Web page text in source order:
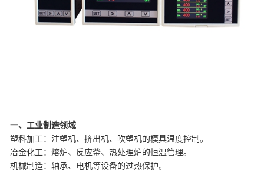
一、工业制造领域
‌塑料加工‌：注塑机、挤出机、吹塑机的模具温度控制。
‌冶金化工‌：熔炉、反应釜、热处理炉的恒温管理。
‌机械制造‌：轴承、电机等设备的过热保护。